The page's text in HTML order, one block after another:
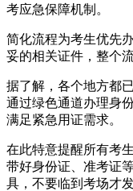
考应急保障机制。
简化流程为考生优先
妥的相关证件，整个
据了解，各个地方都
通过绿色通道办理身
满足紧急用证需求。
在此特意提醒所有考
带好身份证、准考证
具，不要临到考场才